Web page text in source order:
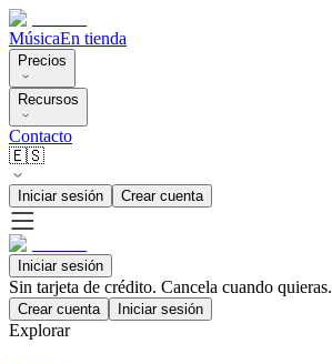
MúsicaEn tienda
Precios
Recursos
Contacto
🇪🇸
Iniciar sesión Crear cuenta
Iniciar sesión
Sin tarjeta de crédito. Cancela cuando quieras.
Crear cuenta Iniciar sesión
Explorar